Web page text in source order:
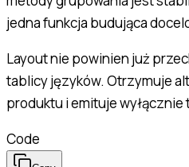
jedna funkcja budująca
Layout nie powinien już
tablicy języków. Otrzymuje
produktu i emituje wyłącznie
Code